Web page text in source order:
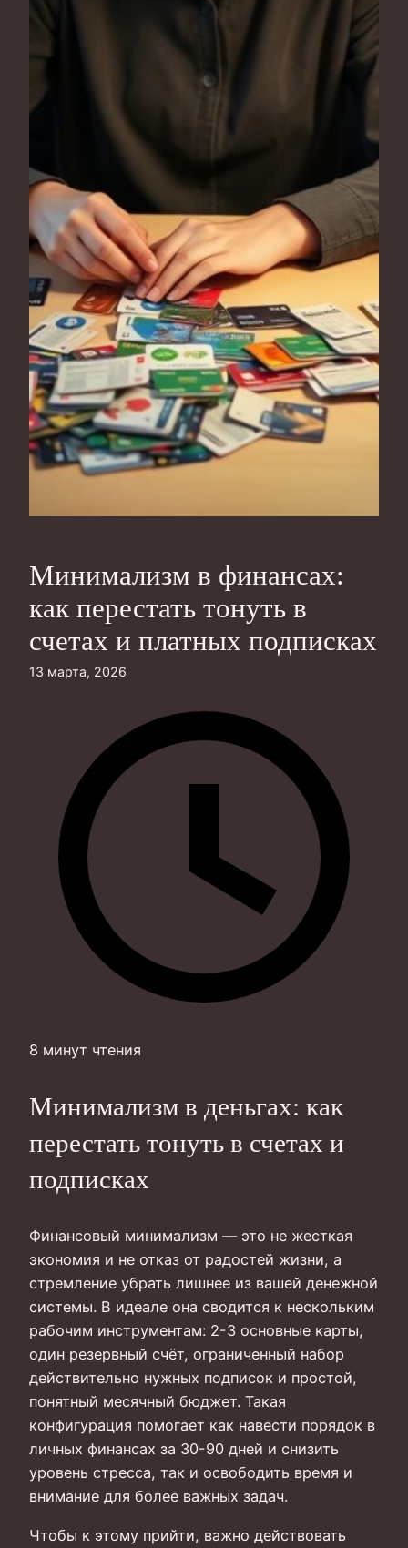
Минимализм в финансах:
как перестать тонуть в
счетах и платных подписках
13 марта, 2026
8 минут чтения
Минимализм в деньгах: как
перестать тонуть в счетах и
подписках
Финансовый минимализм — это не жесткая
экономия и не отказ от радостей жизни, а
стремление убрать лишнее из вашей денежной
системы. В идеале она сводится к нескольким
рабочим инструментам: 2-3 основные карты,
один резервный счёт, ограниченный набор
действительно нужных подписок и простой,
понятный месячный бюджет. Такая
конфигурация помогает как навести порядок в
личных финансах за 30-90 дней и снизить
уровень стресса, так и освободить время и
внимание для более важных задач.
Чтобы к этому прийти, важно действовать